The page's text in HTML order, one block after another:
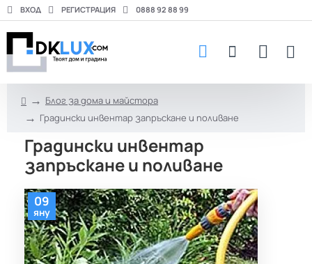
ВХОД РЕГИСТРАЦИЯ 0888 92 88 99
m
e
Блог за дома и майстора
Градински инвентар запръскане и поливане
Градински инвентар
запръскане и поливане
09
яну